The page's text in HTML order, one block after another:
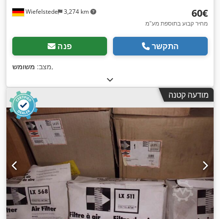
Wiefelstede 3,274 km ‏60 ‏€
מחיר קבוע בתוספת מע"מ
פנה התקשר
מצב: משומש ,
מודעה קטנה